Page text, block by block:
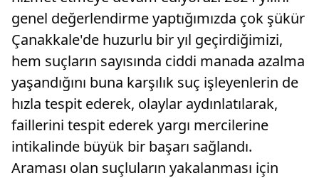
genel değerlendirme yaptığımızda çok şükür
Çanakkale'de huzurlu bir yıl geçirdiğimizi,
hem suçların sayısında ciddi manada azalma
yaşandığını buna karşılık suç işleyenlerin de
hızla tespit ederek, olaylar aydınlatılarak,
faillerini tespit ederek yargı mercilerine
intikalinde büyük bir başarı sağlandı.
Araması olan suçluların yakalanması için